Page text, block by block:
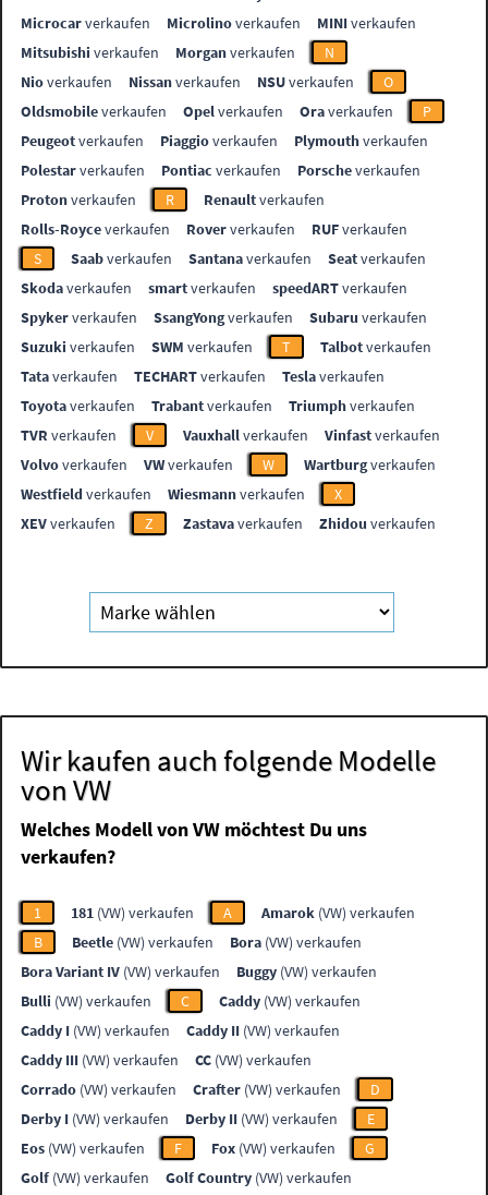
Microcarverkaufen Microlinoverkaufen MINIverkaufen
Mitsubishi verkaufen Morganverkaufen
N
Nioverkaufen Nissanverkaufen NSUverkaufen
O
Oldsmobileverkaufen Opelverkaufen Oraverkaufen
P
Peugeotverkaufen Piaggioverkaufen Plymouthverkaufen
Polestarverkaufen Pontiac verkaufen Porscheverkaufen
Protonverkaufen R Renaultverkaufen
Rolls-Royceverkaufen Roververkaufen RUFverkaufen
S
Saabverkaufen Santanaverkaufen Seatverkaufen
Skodaverkaufen smartverkaufen speedARTverkaufen
Spykerverkaufen SsangYongverkaufen Subaru verkaufen
Suzuki verkaufen SWM verkaufen T Talbotverkaufen
Tataverkaufen TECHARTverkaufen Teslaverkaufen
Toyotaverkaufen Trabantverkaufen Triumphverkaufen
TVR verkaufen V Vauxhallverkaufen Vinfastverkaufen
Volvoverkaufen VWverkaufen W Wartburgverkaufen
Westfieldverkaufen Wiesmannverkaufen
X
XEVverkaufen Z Zastavaverkaufen Zhidou verkaufen
Wir kaufen auch folgende Modelle
von VW
Welches Modell von VW möchtest Du uns
verkaufen?
1 181 (VW) verkaufen A Amarok (VW) verkaufen
B
Beetle (VW) verkaufen Bora (VW) verkaufen
Bora Variant IV (VW) verkaufen Buggy (VW) verkaufen
Bulli (VW) verkaufen C Caddy (VW) verkaufen
Caddy I (VW) verkaufen Caddy II (VW) verkaufen
Caddy III (VW) verkaufen CC (VW) verkaufen
Corrado (VW) verkaufen Crafter (VW) verkaufen
D
Derby I (VW) verkaufen Derby II (VW) verkaufen
E
Eos (VW) verkaufen F Fox (VW) verkaufen
G
Golf (VW) verkaufen Golf Country (VW) verkaufen